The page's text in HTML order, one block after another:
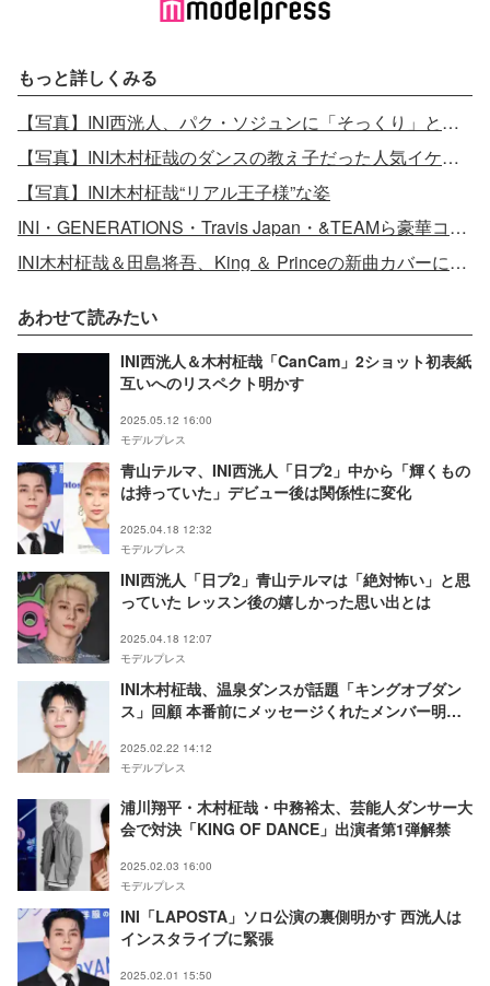
もっと詳しくみる
【写真】INI西洸人、パク・ソジュンに「そっくり」と話題のビジュアル
【写真】INI木村柾哉のダンスの教え子だった人気イケメン俳優
【写真】INI木村柾哉“リアル王子様”な姿
INI・GENERATIONS・Travis Japan・&TEAMら豪華コラボ
INI木村柾哉＆田島将吾、King ＆ Princeの新曲カバーに反響
あわせて読みたい
INI西洸人＆木村柾哉「CanCam」2ショット初表紙
互いへのリスペクト明かす
2025.05.12 16:00
モデルプレス
青山テルマ、INI西洸人「日プ2」中から「輝くもの
は持っていた」デビュー後は関係性に変化
2025.04.18 12:32
モデルプレス
INI西洸人「日プ2」青山テルマは「絶対怖い」と思
っていた レッスン後の嬉しかった思い出とは
2025.04.18 12:07
モデルプレス
INI木村柾哉、温泉ダンスが話題「キングオブダン
ス」回顧 本番前にメッセージくれたメンバー明か
2025.02.22 14:12
モデルプレス
浦川翔平・木村柾哉・中務裕太、芸能人ダンサー大
会で対決「KING OF DANCE」出演者第1弾解禁
2025.02.03 16:00
モデルプレス
INI「LAPOSTA」ソロ公演の裏側明かす 西洸人は
インスタライブに緊張
2025.02.01 15:50